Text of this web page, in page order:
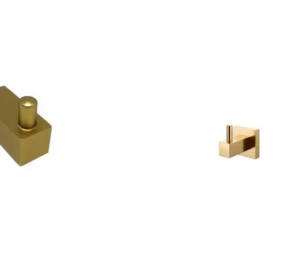
COMPRAR AGORA COMPRAR AGORA